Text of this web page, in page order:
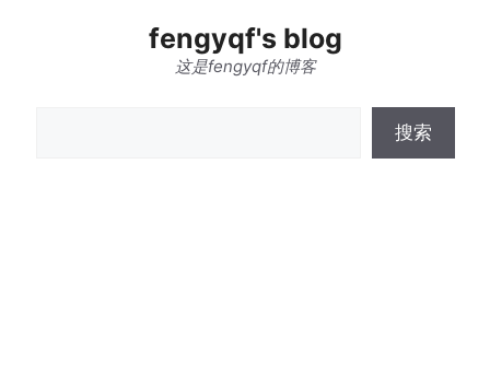
fengyqf's blog
这是fengyqf的博客
搜索